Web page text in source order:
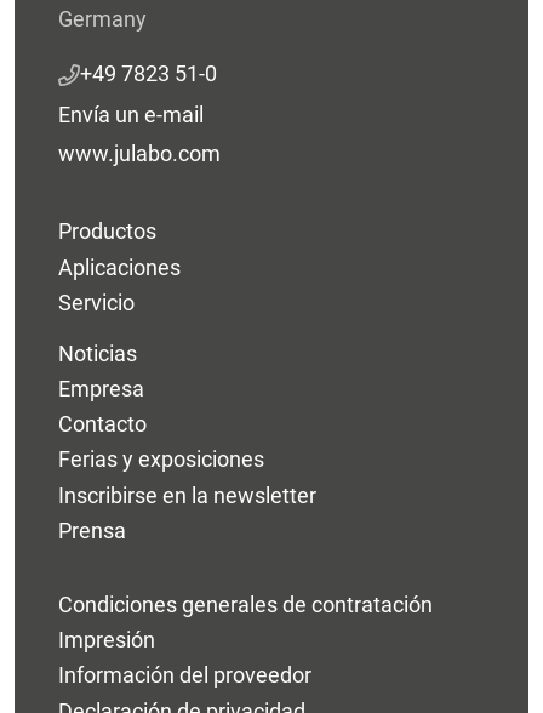
Germany
+49 7823 51-0
Envía un e-mail
www.julabo.com
Productos
Aplicaciones
Servicio
Noticias
Empresa
Contacto
Ferias y exposiciones
Inscribirse en la newsletter
Prensa
Condiciones generales de contratación
Impresión
Información del proveedor